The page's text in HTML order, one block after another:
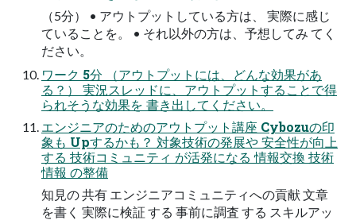
（5分） • アウトプットしている方は、 実際に感じ
ていることを。 • それ以外の方は、予想してみ てく
ださい。
ワーク 5分 （アウトプットには、どんな効果があ
る？） 実況スレッドに、アウトプットすることで得
られそうな効果を 書き出してください。
エンジニアのためのアウトプット講座 Cybozuの印
象も Upするかも？ 対象技術の発展や 安全性が向上
する 技術コミュニティ が活発になる 情報交換 技術
情報 の整備
知見の 共有 エンジニアコミュニティへの貢献 文章
を書く 実際に検証 する 事前に調査 する スキルアッ